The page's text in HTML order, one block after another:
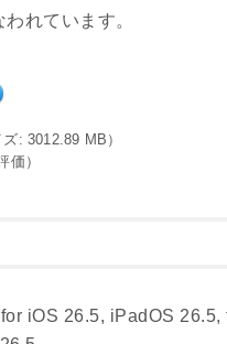
れています。
: 3012.89 MB）
価）
iOS 26.5, iPadOS 26.5,